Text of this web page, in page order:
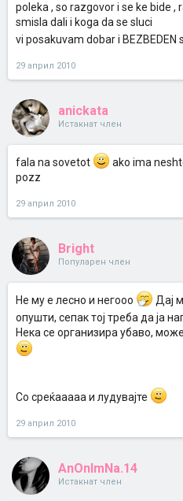
poleka , so razgovor i se ke bide
smisla dali i koga da se sluci
vi posakuvam dobar i BEZBEDEN
29 април 2010
anickata
Истакнат член
fala na sovetot
ako ima
pozz
29 април 2010
Bright
Популарен член
Не му е лесно и негооо
Дај
опушти, сепак тој треба да ја
Нека се организира убаво,
Со среќааааа и лудувајте
29 април 2010
AnOnImNa.14
Истакнат член